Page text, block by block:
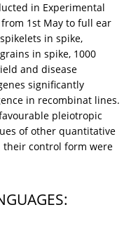
in Experimental
1st May to full ear
in spike,
in spike, 1000
and disease
significantly
in recombinat lines.
pleiotropic
of other quantitative
their control form were